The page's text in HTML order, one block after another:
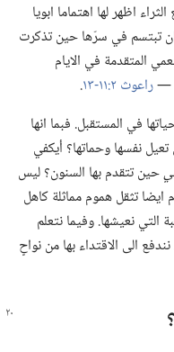
اظهر لها اهتماما ابويا
ان تبتسم في سرّها حين تذكرت
المتقدمة في الايام
—‏راعوث ٢:‏١١-‏١٣
‏.‏
في المستقبل.‏ فبما انها
نفسها وحماتها؟‏ أيكفي
حين تتقدم بها السنون؟‏ ليس
تثقل هموم مماثلة كاهل
التي نعيشها.‏ وفيما نتعلم
الى الاقتداء بها من نواحٍ